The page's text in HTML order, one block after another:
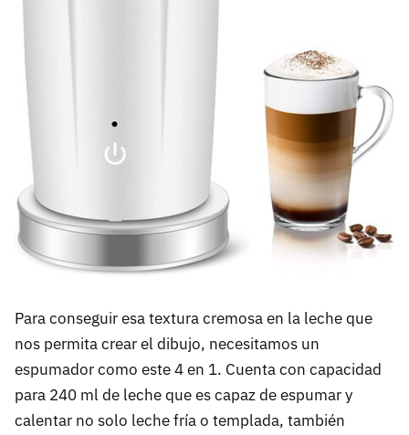
Para conseguir esa textura cremosa en la leche que
nos permita crear el dibujo, necesitamos un
espumador como este 4 en 1. Cuenta con capacidad
para 240 ml de leche que es capaz de espumar y
calentar no solo leche fría o templada, también